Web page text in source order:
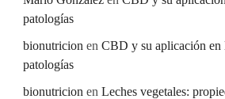
patologías
bionutricion en CBD y su aplicación en
patologías
bionutricion en Leches vegetales: